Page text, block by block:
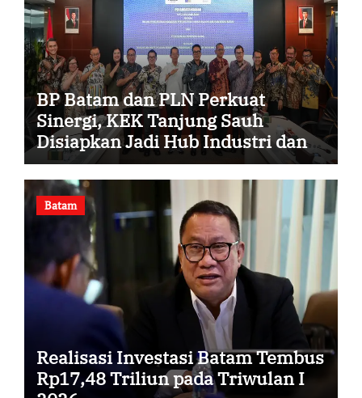
BP Batam dan PLN Perkuat
Sinergi, KEK Tanjung Sauh
Disiapkan Jadi Hub Industri dan
Energi Baru
Batam
Realisasi Investasi Batam Tembus
Rp17,48 Triliun pada Triwulan I